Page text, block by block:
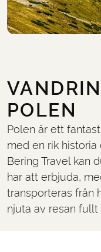
POLEN
Polen är ett
med en rik historia
Bering Travel kan
har att erbjuda,
transporteras från
njuta av resan fullt